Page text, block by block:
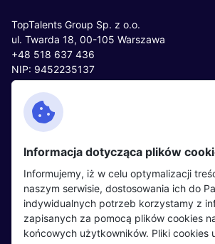
TopTalents Group Sp. z o.o.
ul. Twarda 18, 00-105 Warszawa
+48 518 637 436
NIP: 9452235137
Kontakt
Facebook
Twitter
LinkedIn
Partnerzy
Kandydaci
Informacja dotycząca plików
Informujemy, iż w celu optymalizacji
naszym serwisie, dostosowania ich do
indywidualnych potrzeb korzystamy z
zapisanych za pomocą plików cookies
końcowych użytkowników. Pliki cookies